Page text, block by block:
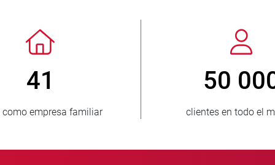
> 3 500 000
unidades vendidas